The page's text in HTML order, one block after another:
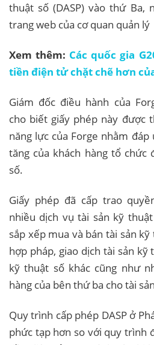
thuật số (DASP) vào thứ
trang web của cơ quan quản lý
Xem thêm: Các quốc gia
tiền điện tử chặt chẽ hơn
Giám đốc điều hành của
cho biết giấy phép này được
năng lực của Forge nhằm đáp
tăng của khách hàng tổ
số.
Giấy phép đã cấp trao
nhiều dịch vụ tài sản kỹ
sắp xếp mua và bán tài sản
hợp pháp, giao dịch tài sản kỹ
kỹ thuật số khác cũng như
hàng của bên thứ ba cho tài
Quy trình cấp phép DASP ở
phức tạp hơn so với quy trình